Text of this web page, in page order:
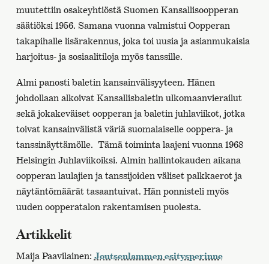
muutettiin osakeyhtiöstä Suomen Kansallisoopperan
säätiöksi 1956. Samana vuonna valmistui Oopperan
takapihalle lisärakennus, joka toi uusia ja asianmukaisia
harjoitus- ja sosiaalitiloja myös tanssille.
Almi panosti baletin kansainvälisyyteen. Hänen
johdollaan alkoivat Kansallisbaletin ulkomaanvierailut
sekä jokakeväiset oopperan ja baletin juhlaviikot, jotka
toivat kansainvälistä väriä suomalaiselle ooppera- ja
tanssinäyttämölle. Tämä toiminta laajeni vuonna 1968
Helsingin Juhlaviikoiksi. Almin hallintokauden aikana
oopperan laulajien ja tanssijoiden väliset palkkaerot ja
näytäntömäärät tasaantuivat. Hän ponnisteli myös
uuden oopperatalon rakentamisen puolesta.
Artikkelit
Maija Paavilainen: Joutsenlammen esitysperinne